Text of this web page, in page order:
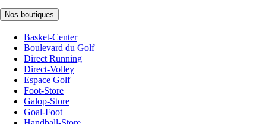
Nos boutiques
Basket-Center
Boulevard du Golf
Direct Running
Direct-Volley
Espace Golf
Foot-Store
Galop-Store
Goal-Foot